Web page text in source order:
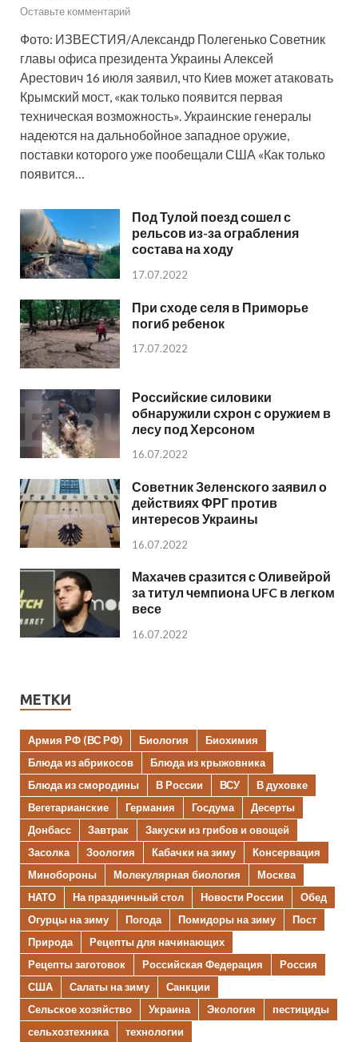
Оставьте комментарий
Фото: ИЗВЕСТИЯ/Александр Полегенько Советник
главы офиса президента Украины Алексей
Арестович 16 июля заявил, что Киев может атаковать
Крымский мост, «как только появится первая
техническая возможность». Украинские генералы
надеются на дальнобойное западное оружие,
поставки которого уже пообещали США «Как только
появится…
Под Тулой поезд сошел с
рельсов из-за ограбления
состава на ходу
17.07.2022
При сходе селя в Приморье
погиб ребенок
17.07.2022
Российские силовики
обнаружили схрон с оружием в
лесу под Херсоном
16.07.2022
Советник Зеленского заявил о
действиях ФРГ против
интересов Украины
16.07.2022
Махачев сразится с Оливейрой
за титул чемпиона UFC в легком
весе
16.07.2022
МЕТКИ
Армия РФ (ВС РФ) Биология
Биохимия
Блюда из абрикосов
Блюда из крыжовника
Блюда из смородины
В России ВСУ
В духовке
Вегетарианские
Германия Госдума
Десерты
Донбасс
Завтрак
Закуски из грибов и овощей
Засолка
Зоология Кабачки на зиму
Консервация
Минобороны
Молекулярная биология
Москва
НАТО
На праздничный стол Новости России
Обед
Огурцы на зиму
Погода Помидоры на зиму
Пост
Природа
Рецепты для начинающих
Рецепты заготовок
Российская Федерация
Россия
США
Салаты на зиму
Санкции
Сельское хозяйство
Украина Экология
пестициды
сельхозтехника
технологии